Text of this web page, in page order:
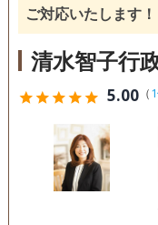
ご対応いたします！
清水智子行
starstarstarstarstar 5.00（